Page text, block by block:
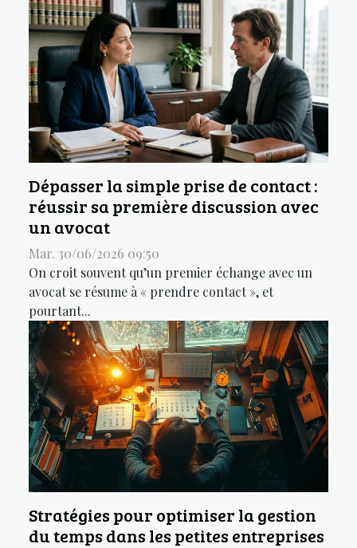
Dépasser la simple prise de contact :
réussir sa première discussion avec
un avocat
Mar. 30/06/2026 09:50
On croit souvent qu’un premier échange avec un
avocat se résume à « prendre contact », et
pourtant...
Stratégies pour optimiser la gestion
du temps dans les petites entreprises